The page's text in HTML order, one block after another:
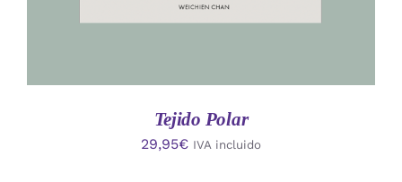
Tejido Polar
29,95€ IVA incluido